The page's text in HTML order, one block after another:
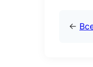
←